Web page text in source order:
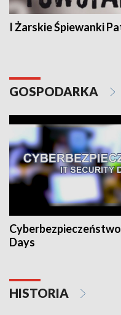
I Żarskie Śpiewanki
GOSPODARKA
Days
HISTORIA